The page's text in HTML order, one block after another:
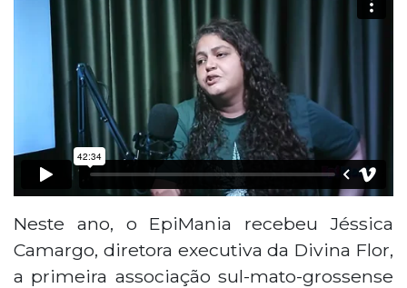
Neste ano, o EpiMania recebeu Jéssica
Camargo, diretora executiva da Divina Flor,
a primeira associação sul-mato-grossense